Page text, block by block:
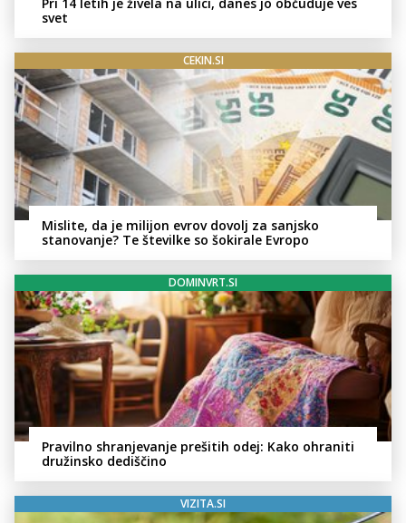
Pri 14 letih je živela na ulici, danes jo občuduje ves
svet
CEKIN.SI
Mislite, da je milijon evrov dovolj za sanjsko
stanovanje? Te številke so šokirale Evropo
DOMINVRT.SI
Pravilno shranjevanje prešitih odej: Kako ohraniti
družinsko dediščino
VIZITA.SI